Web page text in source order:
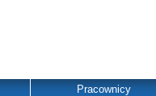
Pracownicy